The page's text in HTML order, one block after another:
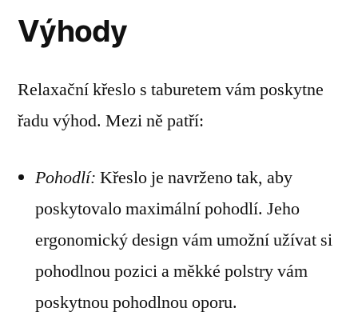
Výhody
Relaxační křeslo s taburetem vám poskytne
řadu výhod. Mezi ně patří:
Pohodlí: Křeslo je navrženo tak, aby
poskytovalo maximální pohodlí. Jeho
ergonomický design vám umožní užívat si
pohodlnou pozici a měkké polstry vám
poskytnou pohodlnou oporu.